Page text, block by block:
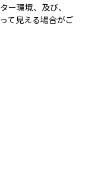
ー環境、及び、
て見える場合がご